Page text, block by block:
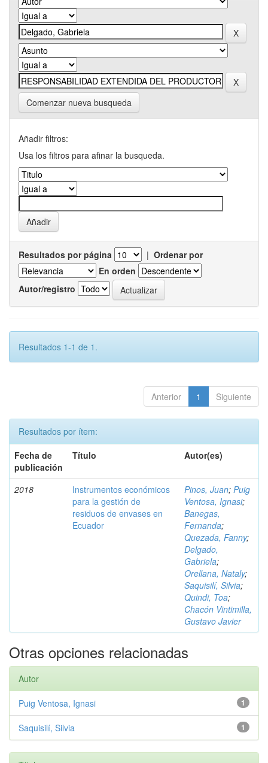
Comenzar nueva busqueda
Añadir filtros:
Usa los filtros para afinar la busqueda.
Resultados por página | Ordenar por
En orden
Autor/registro
Resultados 1-1 de 1.
Anterior 1 Siguiente
Resultados por ítem:
Fecha de
publicación
Título Autor(es)
2018
Instrumentos económicos
para la gestión de
residuos de envases en
Ecuador
Pinos, Juan; Puig
Ventosa, Ignasi;
Banegas,
Fernanda;
Quezada, Fanny;
Delgado,
Gabriela;
Orellana, Nataly;
Saquisilí, Silvia;
Quindi, Toa;
Chacón Vintimilla,
Gustavo Javier
Otras opciones relacionadas
Autor
1
Puig Ventosa, Ignasi
1
Saquisilí, Silvia